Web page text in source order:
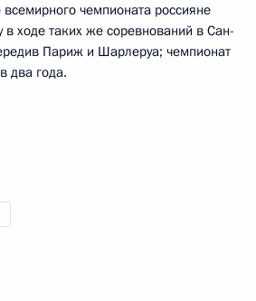
чемпионата россияне
в ходе таких же соревнований в Сан-
Париж и Шарлеруа; чемпионат
два года.